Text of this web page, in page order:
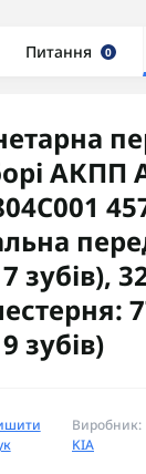
Питання 0
АКПП
зубів),
зубів)
Виробник:
KIA